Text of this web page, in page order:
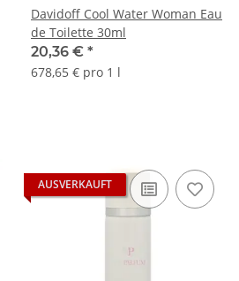
Davidoff Cool Water Woman Eau
de Toilette 30ml
20,36 € *
678,65 € pro 1 l
AUSVERKAUFT